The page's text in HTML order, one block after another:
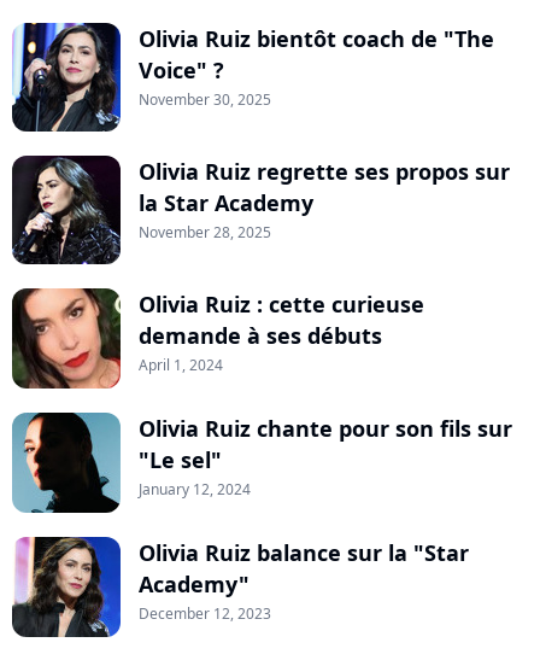
Olivia Ruiz bientôt coach de "The
Voice" ?
November 30, 2025
Olivia Ruiz regrette ses propos sur
la Star Academy
November 28, 2025
Olivia Ruiz : cette curieuse
demande à ses débuts
April 1, 2024
Olivia Ruiz chante pour son fils sur
"Le sel"
January 12, 2024
Olivia Ruiz balance sur la "Star
Academy"
December 12, 2023